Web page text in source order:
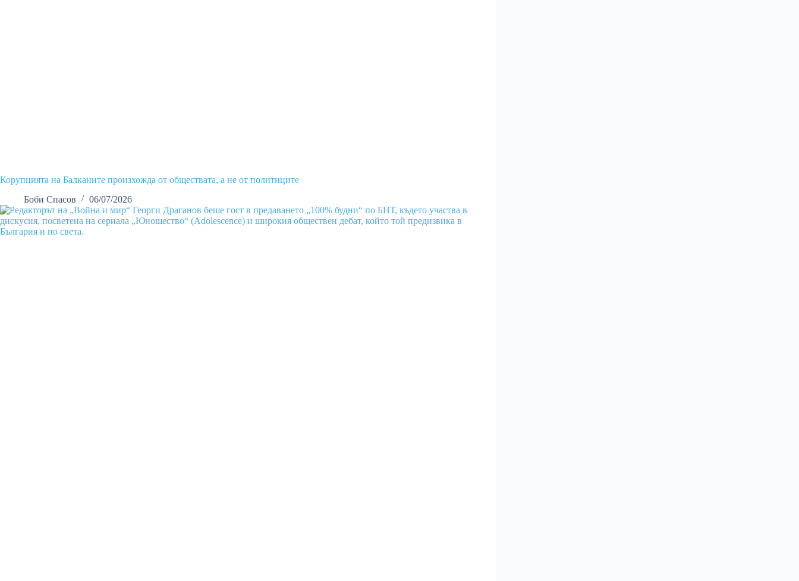
Корупцията на Балканите произхожда от обществата, а не от политиците
Боби Спасов
06/07/2026